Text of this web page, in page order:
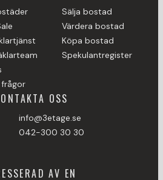
frågor
Sälja bostad
Värdera bostad
Köpa bostad
Spekulantregister
OSS
info@3etage.se
042-300 30 30
AV EN